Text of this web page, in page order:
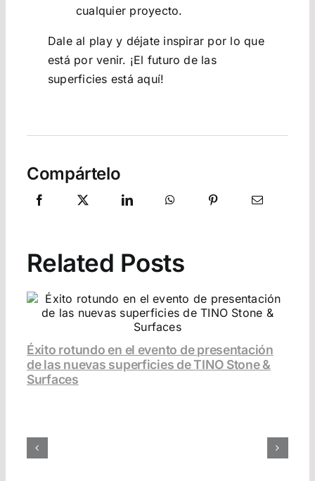
cualquier proyecto.
Dale al play y déjate inspirar por lo que
está por venir. ¡El futuro de las
superficies está aquí!
Compártelo
Related Posts
Éxito rotundo en el evento de presentación
de las nuevas superficies de TINO Stone &
Surfaces